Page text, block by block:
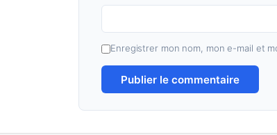
Enregistrer mon nom, mon e-mail et